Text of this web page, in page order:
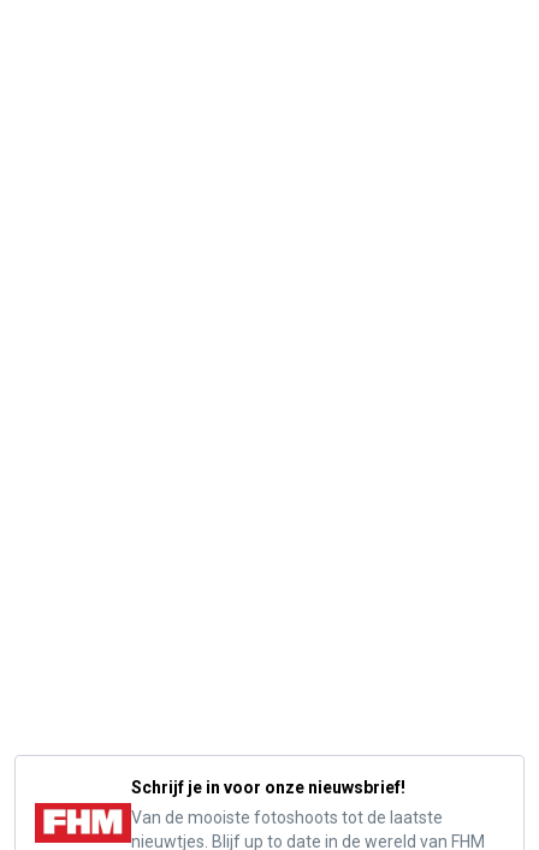
Schrijf je in voor onze nieuwsbrief!
Van de mooiste fotoshoots tot de laatste
nieuwtjes. Blijf up to date in de wereld van FHM